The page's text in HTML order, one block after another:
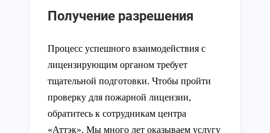
Получение разрешения
Процесс успешного взаимодействия с
лицензирующим органом требует
тщательной подготовки. Чтобы пройти
проверку для пожарной лицензии,
обратитесь к сотрудникам центра
«Аттэк». Мы много лет оказываем услугу